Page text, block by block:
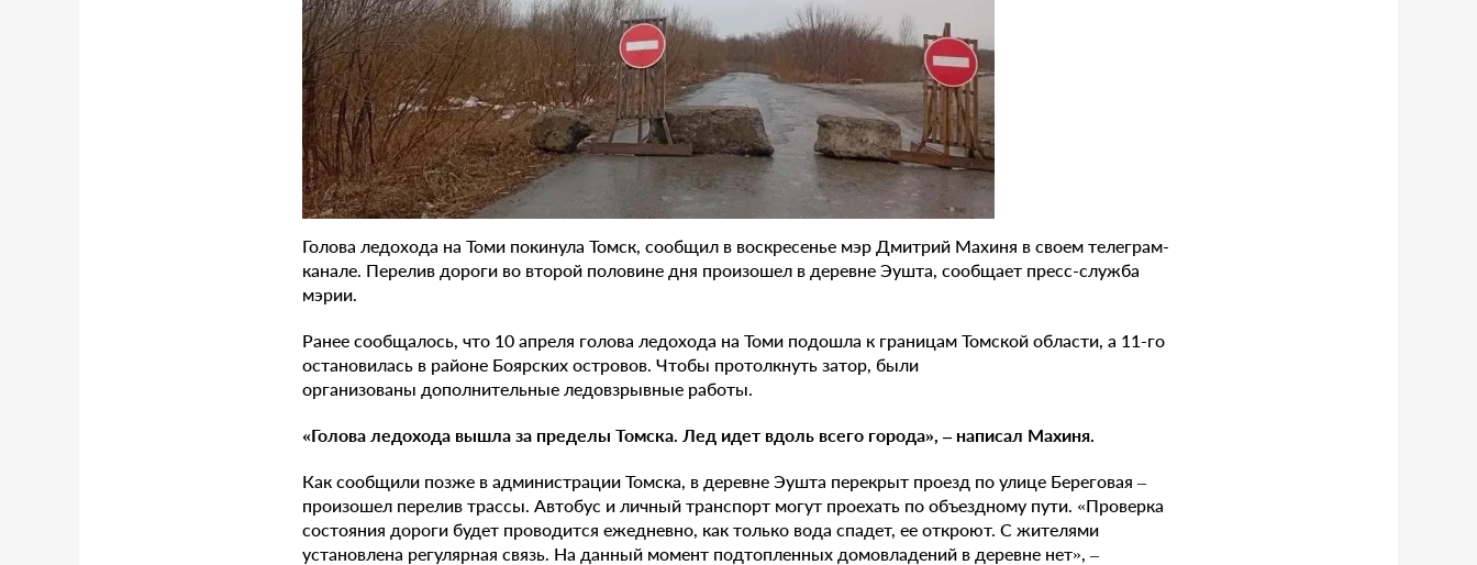
Голова ледохода на Томи покинула Томск, сообщил в воскресенье мэр Дмитрий Махиня в своем телеграм-
канале. Перелив дороги во второй половине дня произошел в деревне Эушта, сообщает пресс-служба
мэрии.
Ранее сообщалось, что 10 апреля голова ледохода на Томи подошла к границам Томской области, а 11-го
остановилась в районе Боярских островов. Чтобы протолкнуть затор, были
организованы дополнительные ледовзрывные работы.
«Голова ледохода вышла за пределы Томска. Лед идет вдоль всего города», – написал Махиня.
Как сообщили позже в администрации Томска, в деревне Эушта перекрыт проезд по улице Береговая –
произошел перелив трассы. Автобус и личный транспорт могут проехать по объездному пути. «Проверка
состояния дороги будет проводится ежедневно, как только вода спадет, ее откроют. С жителями
установлена регулярная связь. На данный момент подтопленных домовладений в деревне нет», –